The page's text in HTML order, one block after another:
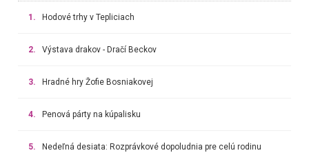
1. Hodové trhy v Tepliciach
2. Výstava drakov - Dračí Beckov
3. Hradné hry Žofie Bosniakovej
4. Penová párty na kúpalisku
5. Nedeľná desiata: Rozprávkové dopoludnia pre celú rodinu